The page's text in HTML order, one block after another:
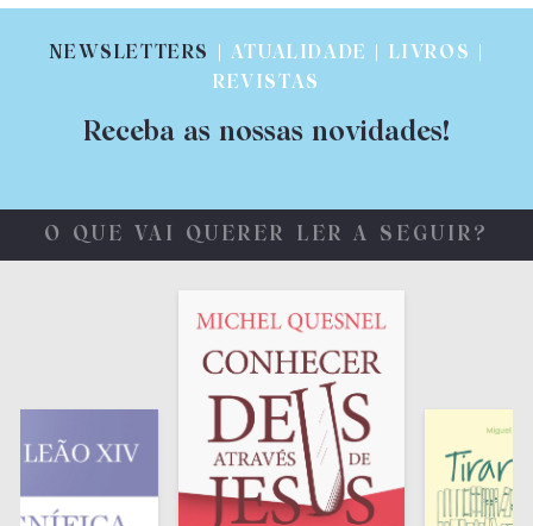
NEWSLETTERS
| ATUALIDADE | LIVROS |
REVISTAS
Receba as nossas novidades!
O QUE VAI QUERER LER A SEGUIR?